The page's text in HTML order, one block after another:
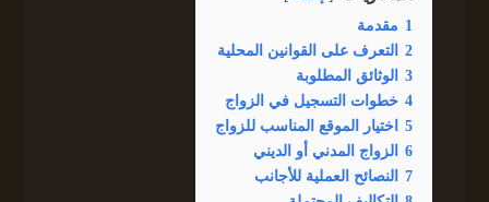
1 مقدمة
2
التعرف على القوانين المحلية
3
الوثائق المطلوبة
4 خطوات التسجيل في الزواج
5
اختيار الموقع المناسب للزواج
6
الزواج المدني أو الديني
7
النصائح العملية للأجانب